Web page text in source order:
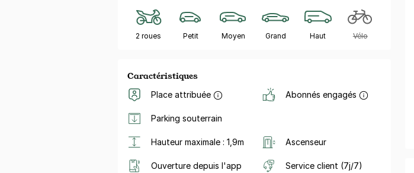
2 roues Petit Moyen Grand Haut Vélo
Caractéristiques
Place attribuée Abonnés engagés
Parking souterrain
Hauteur maximale : 1,9m Ascenseur
Ouverture depuis l'app Service client (7j/7)